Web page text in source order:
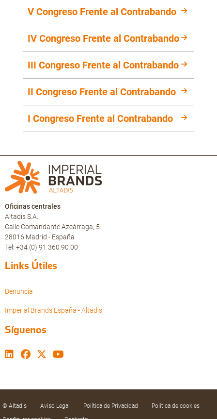
V Congreso Frente al Contrabando
IV Congreso Frente al Contrabando
III Congreso Frente al Contrabando
II Congreso Frente al Contrabando
I Congreso Frente al Contrabando
Oficinas centrales
Altadis S.A.
Calle Comandante Azcárraga, 5
28016 Madrid - España
Tel: +34 (0) 91 360 90 00
Links Útiles
Denuncia
Imperial Brands España - Altadis
Síguenos
© Altadis Aviso Legal Política de Privacidad
Política de cookies